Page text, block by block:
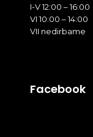
I-V 12:00 – 16:00
VI 10:00 – 14:00
VII nedirbame
Facebook